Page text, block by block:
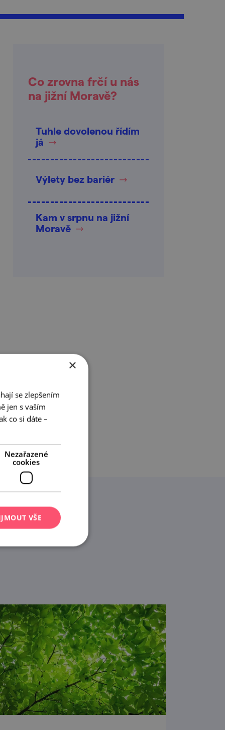
Co zrovna frčí u nás
na jižní Moravě?
Tuhle dovolenou řídím
já
Výlety bez bariér
Kam v srpnu na jižní
Moravě
×
se zlepšením
jen s vaším
co si dáte –
Nezařazené
cookies
VŠE